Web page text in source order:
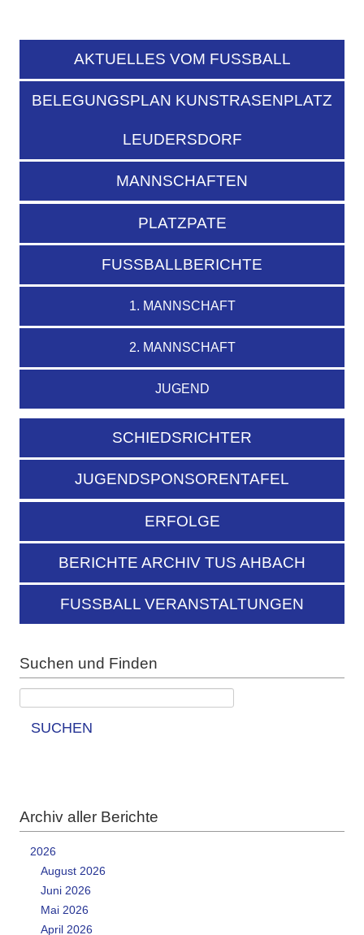
AKTUELLES VOM FUSSBALL
BELEGUNGSPLAN KUNSTRASENPLATZ
LEUDERSDORF
MANNSCHAFTEN
PLATZPATE
FUSSBALLBERICHTE
1. MANNSCHAFT
2. MANNSCHAFT
JUGEND
SCHIEDSRICHTER
JUGENDSPONSORENTAFEL
ERFOLGE
BERICHTE ARCHIV TUS AHBACH
FUSSBALL VERANSTALTUNGEN
Suchen und Finden
SUCHEN
Archiv aller Berichte
2026
August 2026
Juni 2026
Mai 2026
April 2026